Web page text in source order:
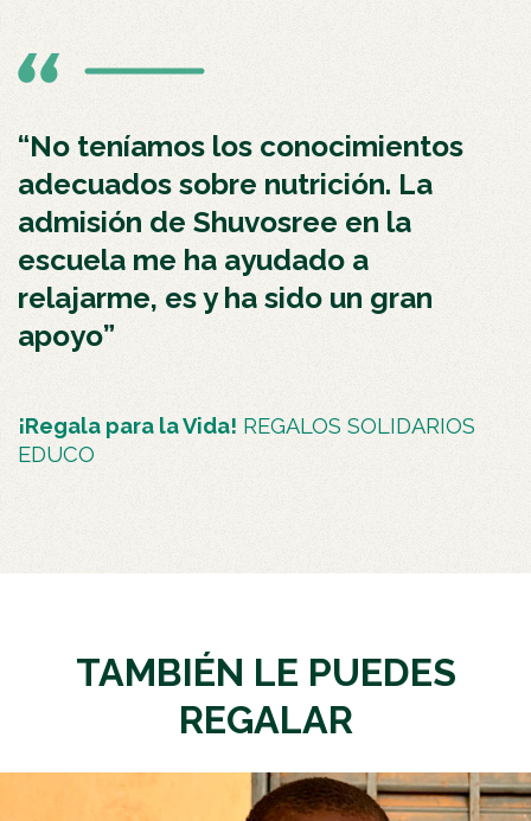
“No teníamos los conocimientos
adecuados sobre nutrición. La
admisión de Shuvosree en la
escuela me ha ayudado a
relajarme, es y ha sido un gran
apoyo”
¡Regala para la Vida! REGALOS SOLIDARIOS
EDUCO
TAMBIÉN LE PUEDES
REGALAR